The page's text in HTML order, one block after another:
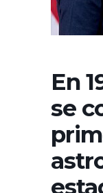
En
se